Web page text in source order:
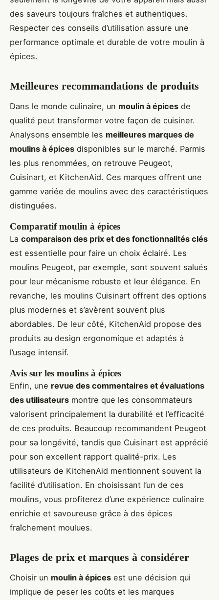
des saveurs toujours fraîches et authentiques.
Respecter ces conseils d’utilisation assure une
performance optimale et durable de votre moulin à
épices.
Meilleures recommandations de produits
Dans le monde culinaire, un moulin à épices de
qualité peut transformer votre façon de cuisiner.
Analysons ensemble les meilleures marques de
moulins à épices disponibles sur le marché. Parmis
les plus renommées, on retrouve Peugeot,
Cuisinart, et KitchenAid. Ces marques offrent une
gamme variée de moulins avec des caractéristiques
distinguées.
Comparatif moulin à épices
La comparaison des prix et des fonctionnalités clés
est essentielle pour faire un choix éclairé. Les
moulins Peugeot, par exemple, sont souvent salués
pour leur mécanisme robuste et leur élégance. En
revanche, les moulins Cuisinart offrent des options
plus modernes et s’avèrent souvent plus
abordables. De leur côté, KitchenAid propose des
produits au design ergonomique et adaptés à
l’usage intensif.
Avis sur les moulins à épices
Enfin, une revue des commentaires et évaluations
des utilisateurs montre que les consommateurs
valorisent principalement la durabilité et l’efficacité
de ces produits. Beaucoup recommandent Peugeot
pour sa longévité, tandis que Cuisinart est apprécié
pour son excellent rapport qualité-prix. Les
utilisateurs de KitchenAid mentionnent souvent la
facilité d’utilisation. En choisissant l’un de ces
moulins, vous profiterez d’une expérience culinaire
enrichie et savoureuse grâce à des épices
fraîchement moulues.
Plages de prix et marques à considérer
Choisir un moulin à épices est une décision qui
implique de peser les coûts et les marques